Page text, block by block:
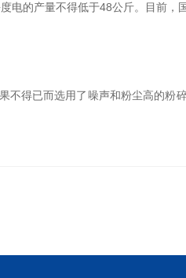
的产量不得低于48公斤。目前，
已而选用了噪声和粉尘高的粉